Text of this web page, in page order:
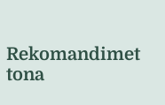
Politikat e kthimeve
Rekomandimet
tona